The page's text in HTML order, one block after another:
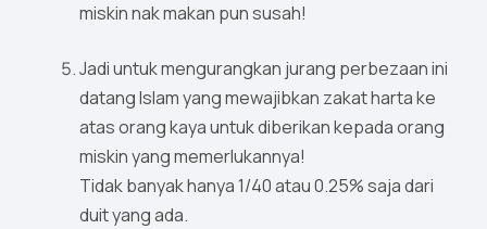
miskin nak makan pun susah!
Jadi untuk mengurangkan jurang perbezaan ini
datang Islam yang mewajibkan zakat harta ke
atas orang kaya untuk diberikan kepada orang
miskin yang memerlukannya!
Tidak banyak hanya 1/40 atau 0.25% saja dari
duit yang ada.